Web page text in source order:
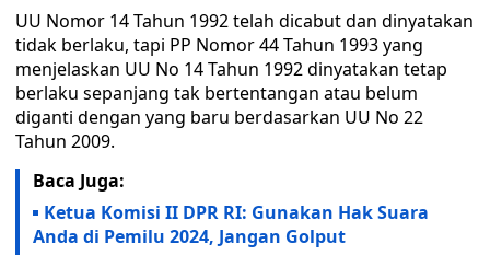
UU Nomor 14 Tahun 1992 telah dicabut dan dinyatakan
tidak berlaku, tapi PP Nomor 44 Tahun 1993 yang
menjelaskan UU No 14 Tahun 1992 dinyatakan tetap
berlaku sepanjang tak bertentangan atau belum
diganti dengan yang baru berdasarkan UU No 22
Tahun 2009.
Baca Juga:
Ketua Komisi II DPR RI: Gunakan Hak Suara
Anda di Pemilu 2024, Jangan Golput